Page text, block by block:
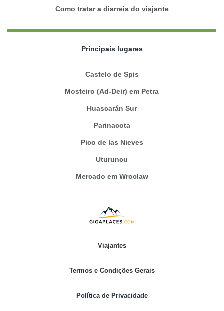
Como tratar a diarreia do viajante
Principais lugares
Castelo de Spis
Mosteiro (Ad-Deir) em Petra
Huascarán Sur
Parinacota
Pico de las Nieves
Uturuncu
Mercado em Wroclaw
Viajantes
Termos e Condições Gerais
Política de Privacidade